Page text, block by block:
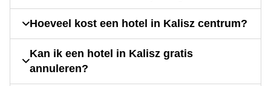
Hoeveel kost een hotel in Kalisz centrum?
Kan ik een hotel in Kalisz gratis
annuleren?